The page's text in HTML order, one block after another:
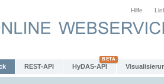
Hilfe
REST-API HyDAS-API